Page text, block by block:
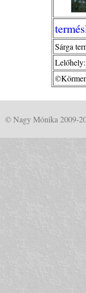
Sárga
Lelőhely:
© Nagy Mónika 2009-